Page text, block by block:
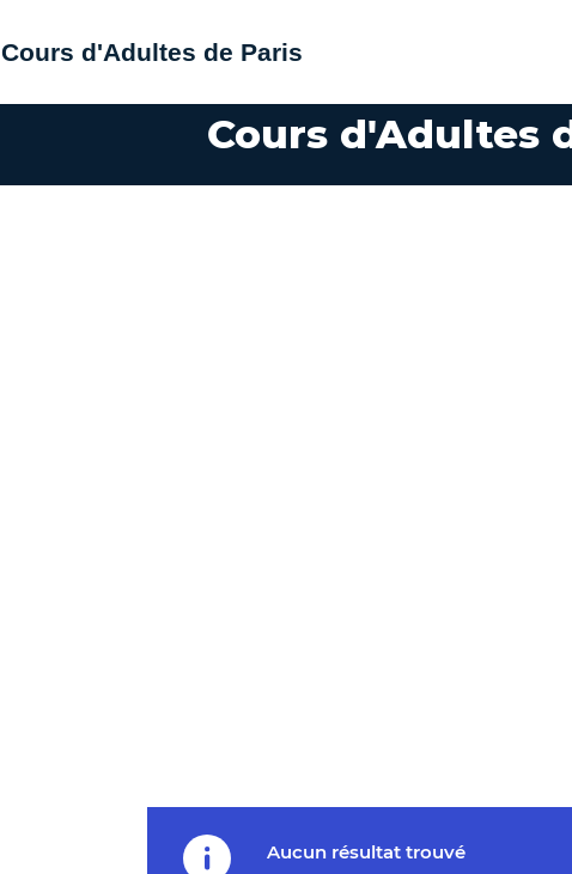
Cours d'Adultes de Paris
Cours d'Adultes
Aucun résultat trouvé